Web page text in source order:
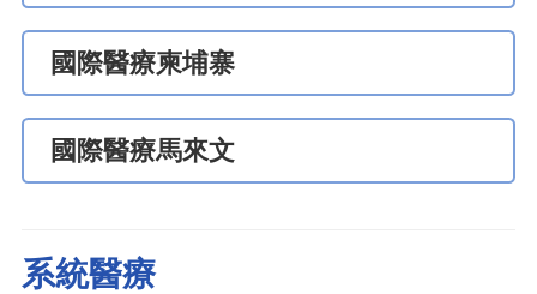
國際醫療柬埔寨
國際醫療馬來文
系統醫療